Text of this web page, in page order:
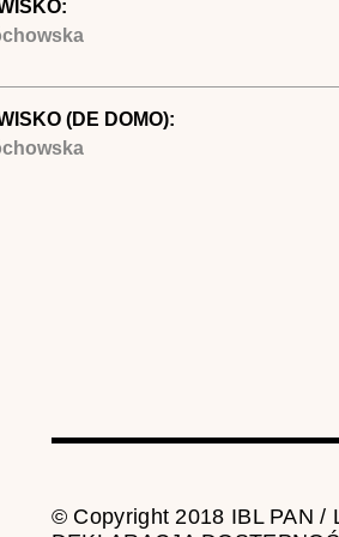
(DE DOMO):
© Copyright 2018 IBL PAN /